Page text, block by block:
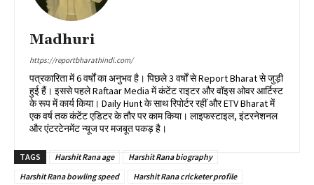
Madhuri
https://reportbharathindi.com/
पत्रकारिता में 6 वर्षों का अनुभव है। पिछले 3 वर्षों से Report Bharat से जुड़ी
हुई हैं। इससे पहले Raftaar Media में कंटेंट राइटर और वॉइस ओवर आर्टिस्ट
के रूप में कार्य किया। Daily Hunt के साथ रिपोर्टर रहीं और ETV Bharat में
एक वर्ष तक कंटेंट एडिटर के तौर पर काम किया। लाइफस्टाइल, इंटरनेशनल
और एंटरटेनमेंट न्यूज पर मजबूत पकड़ है।
TAGS Harshit Rana age
Harshit Rana biography
Harshit Rana bowling speed
Harshit Rana cricketer profile